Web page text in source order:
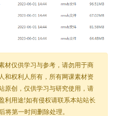
材仅供学习与参考，请勿用于商
和权利人所有，所有网课素材资
原创，仅供学习与研究使用，请
利用途!如有侵权请联系本站站长
将第一时间删除处理。